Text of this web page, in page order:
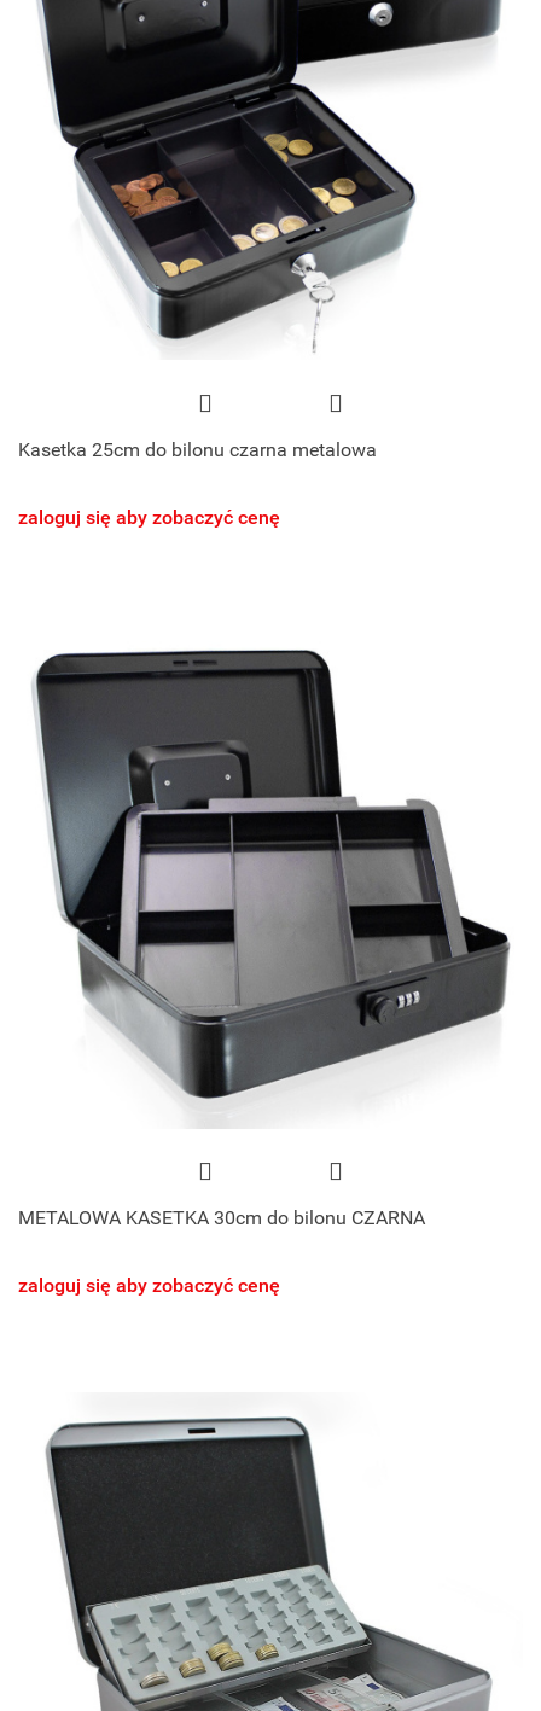
Kasetka 25cm do bilonu czarna metalowa
zaloguj się aby zobaczyć cenę
METALOWA KASETKA 30cm do bilonu CZARNA
zaloguj się aby zobaczyć cenę